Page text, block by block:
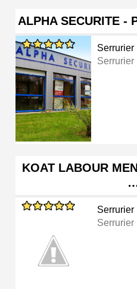
ALPHA SECURITE -
Serrurier
Serrurier
KOAT LABOUR
Serrurier
Serrurier